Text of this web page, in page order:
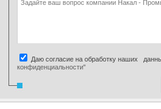
Даю согласие на обработку наших
конфиденциальности"